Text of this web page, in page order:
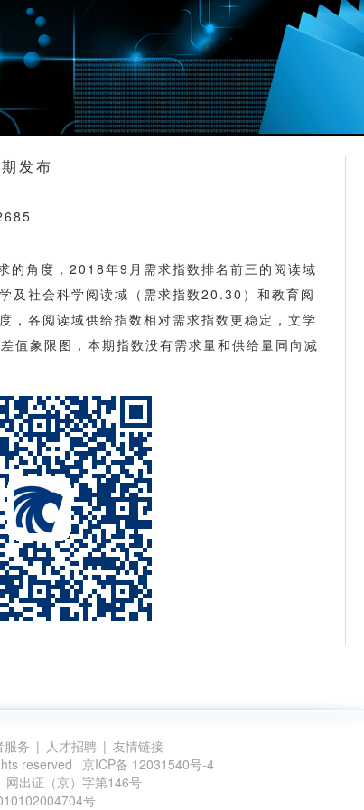
发布
的角度，2018年9月需求指数排名前三的阅读域
及社会科学阅读域（需求指数20.30）和教育阅
，各阅读域供给指数相对需求指数更稳定，文学
值象限图，本期指数没有需求量和供给量同向减
服务 | 人才招聘 | 友情链接
reserved
京ICP备 12031540号-4
网出证（京）字第146号
号